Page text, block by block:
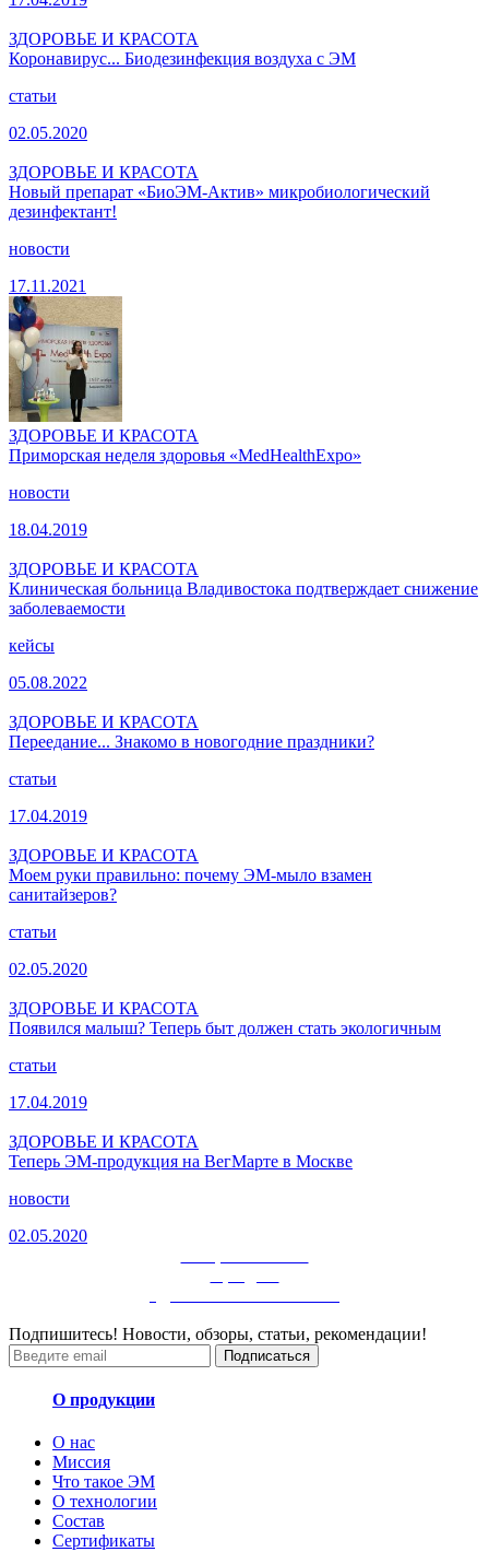
ЗДОРОВЬЕ И КРАСОТА
Коронавирус... Биодезинфекция воздуха с ЭМ
статьи
02.05.2020
ЗДОРОВЬЕ И КРАСОТА
Новый препарат «БиоЭМ-Актив» микробиологический
дезинфектант!
новости
17.11.2021
ЗДОРОВЬЕ И КРАСОТА
Приморская неделя здоровья «MedHealthExpo»
новости
18.04.2019
ЗДОРОВЬЕ И КРАСОТА
Клиническая больница Владивостока подтверждает снижение
заболеваемости
кейсы
05.08.2022
ЗДОРОВЬЕ И КРАСОТА
Переедание... Знакомо в новогодние праздники?
статьи
17.04.2019
ЗДОРОВЬЕ И КРАСОТА
Моем руки правильно: почему ЭМ-мыло взамен
санитайзеров?
статьи
02.05.2020
ЗДОРОВЬЕ И КРАСОТА
Появился малыш? Теперь быт должен стать экологичным
статьи
17.04.2019
ЗДОРОВЬЕ И КРАСОТА
Теперь ЭМ-продукция на ВегМарте в Москве
новости
02.05.2020
Подпишитесь! Новости, обзоры, статьи, рекомендации!
Подписаться
О продукции
О нас
Миссия
Что такое ЭМ
О технологии
Состав
Сертификаты